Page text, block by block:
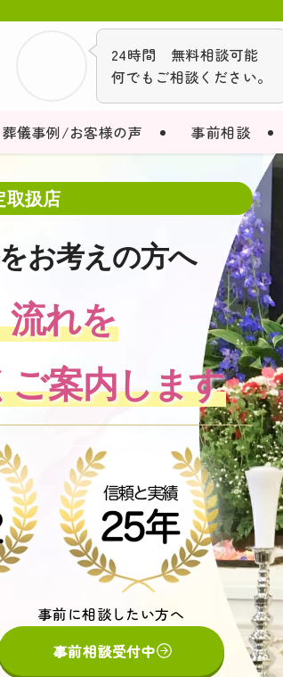
葬儀事例/お客様の声 事前相談
24時間 無料相談可能
何でもご相談ください。
取扱店
お考えの方へ
流れを
案内します
事前に相談したい方へ
事前相談受付中
取扱店
お考えの方へ
流れを
案内します
事前に相談したい方へ
事前相談受付中
取扱店
お考えの方へ
流れを
案内します
事前に相談したい方へ
事前相談受付中
取扱店
お考えの方へ
流れを
案内します
事前に相談したい方へ
事前相談受付中
取扱店
お考えの方へ
流れを
案内します
事前に相談したい方へ
事前相談受付中